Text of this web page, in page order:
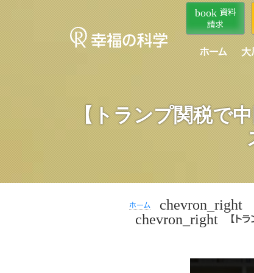
book 資料
請求
ホーム 大
【トランプ関税で
ホーム chevron_right
chevron_right 【ト